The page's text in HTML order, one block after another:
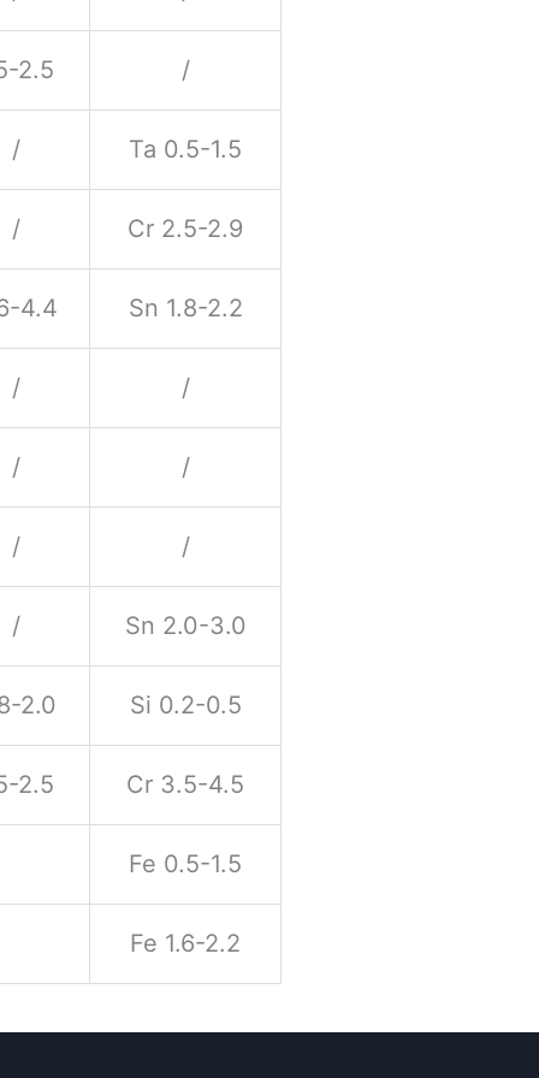
2.5 /
/ Ta 0.5-1.5
/ Cr 2.5-2.9
4.4 Sn 1.8-2.2
/ /
/ /
/ /
/ Sn 2.0-3.0
2.0 Si 0.2-0.5
2.5 Cr 3.5-4.5
Fe 0.5-1.5
Fe 1.6-2.2